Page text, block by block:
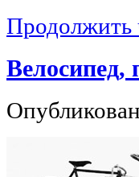
Продолжить
Велосипед,